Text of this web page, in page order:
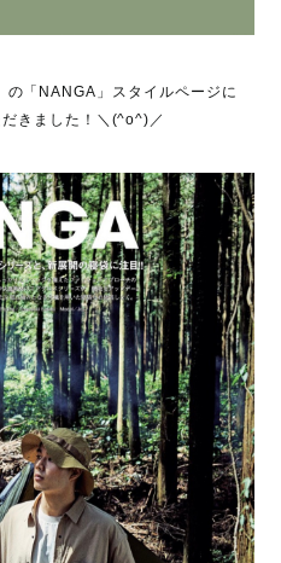
の「 NANGA 」スタイルページに
きました ！＼(^o^)／